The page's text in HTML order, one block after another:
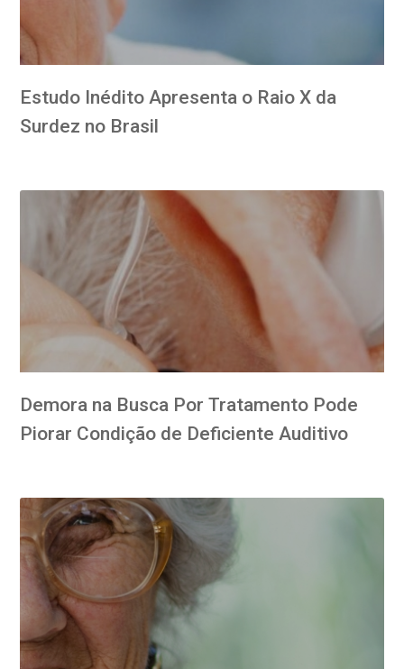
Estudo Inédito Apresenta o Raio X da
Surdez no Brasil
Demora na Busca Por Tratamento Pode
Piorar Condição de Deficiente Auditivo